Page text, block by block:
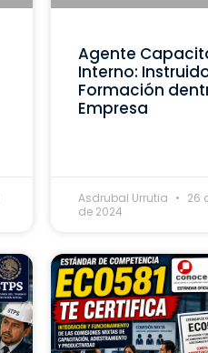
Agente
Interno:
Formación
Empresa
Asdrubal Urrutia
26
de 2024